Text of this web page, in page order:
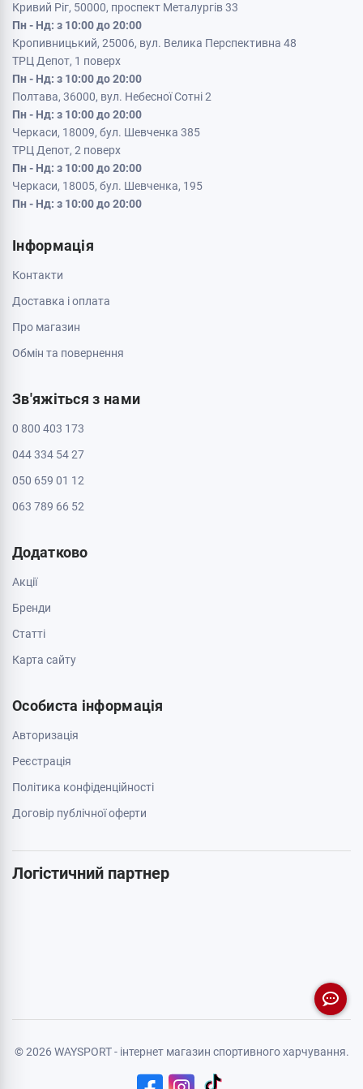
Кривий Ріг, 50000, проспект Металургів 33
Пн - Нд: з 10:00 до 20:00
Кропивницький, 25006, вул. Велика Перспективна 48
ТРЦ Депот, 1 поверх
Пн - Нд: з 10:00 до 20:00
Полтава, 36000, вул. Небесної Сотні 2
Пн - Нд: з 10:00 до 20:00
Черкаси, 18009, бул. Шевченка 385
ТРЦ Депот, 2 поверх
Пн - Нд: з 10:00 до 20:00
Черкаси, 18005, бул. Шевченка, 195
Пн - Нд: з 10:00 до 20:00
Інформація
Контакти
Доставка і оплата
Про магазин
Обмін та повернення
Зв'яжіться з нами
0 800 403 173
044 334 54 27
050 659 01 12
063 789 66 52
Додатково
Акції
Бренди
Cтатті
Карта сайту
Особиста інформація
Авторизація
Реєстрація
Політика конфіденційності
Договір публічної оферти
Логістичний партнер
© 2026 WAYSPORT - інтернет магазин спортивного харчування.